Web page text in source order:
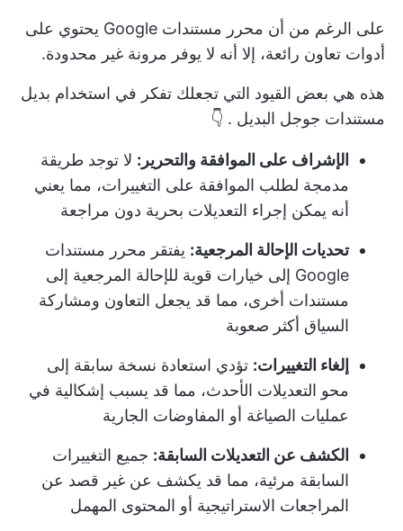
على الرغم من أن محرر مستندات Google يحتوي على
أدوات تعاون رائعة، إلا أنه لا يوفر مرونة غير محدودة.
هذه هي بعض القيود التي تجعلك تفكر في استخدام بديل
مستندات جوجل البديل . 👇
الإشراف على الموافقة والتحرير: لا توجد طريقة
مدمجة لطلب الموافقة على التغييرات، مما يعني
أنه يمكن إجراء التعديلات بحرية دون مراجعة
تحديات الإحالة المرجعية: يفتقر محرر مستندات
Google إلى خيارات قوية للإحالة المرجعية إلى
مستندات أخرى، مما قد يجعل التعاون ومشاركة
السياق أكثر صعوبة
إلغاء التغييرات: تؤدي استعادة نسخة سابقة إلى
محو التعديلات الأحدث، مما قد يسبب إشكالية في
عمليات الصياغة أو المفاوضات الجارية
الكشف عن التعديلات السابقة: جميع التغييرات
السابقة مرئية، مما قد يكشف عن غير قصد عن
المراجعات الاستراتيجية أو المحتوى المهمل